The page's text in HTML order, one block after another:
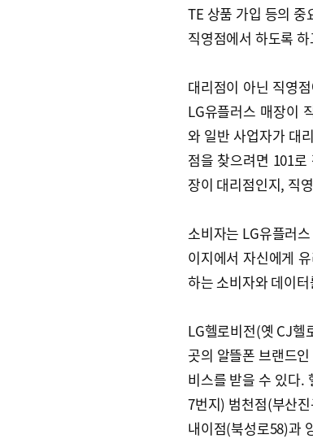
TE 상품 가입 등의 중
직영점에서 하도록
대리점이 아닌 직영
LG유플러스 매장이
와 일반 사업자가 대
점을 찾으려면 101
장이 대리점인지, 직
소비자는 LG유플러
이지에서 자신에게
하는 소비자와 데이
LG헬로비전(옛 CJ헬
곳의 알뜰폰 브랜드
비스를 받을 수 있다.
7번지) 범천점(부산
내이점(북성로58)과